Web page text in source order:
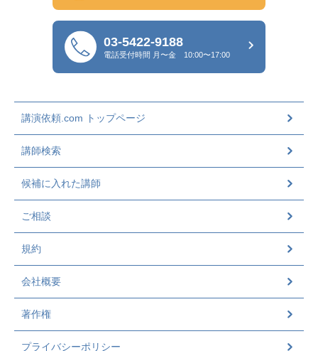
03-5422-9188
電話受付時間 月〜金 10:00〜17:00
講演依頼.com トップページ
講師検索
候補に入れた講師
ご相談
規約
会社概要
著作権
プライバシーポリシー